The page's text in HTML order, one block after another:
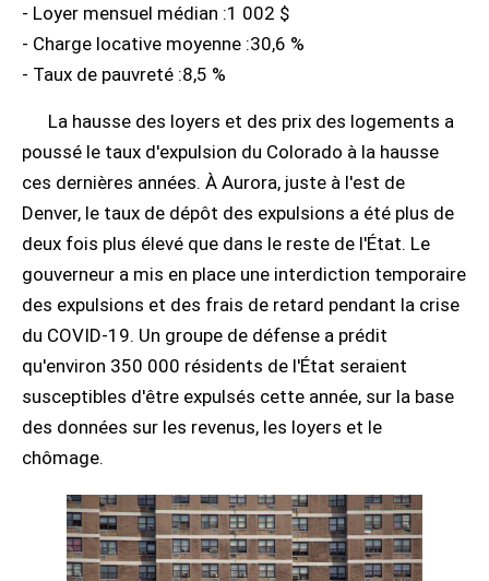
- Loyer mensuel médian :1 002 $
- Charge locative moyenne :30,6 %
- Taux de pauvreté :8,5 %
La hausse des loyers et des prix des logements a
poussé le taux d'expulsion du Colorado à la hausse
ces dernières années. À Aurora, juste à l'est de
Denver, le taux de dépôt des expulsions a été plus de
deux fois plus élevé que dans le reste de l'État. Le
gouverneur a mis en place une interdiction temporaire
des expulsions et des frais de retard pendant la crise
du COVID-19. Un groupe de défense a prédit
qu'environ 350 000 résidents de l'État seraient
susceptibles d'être expulsés cette année, sur la base
des données sur les revenus, les loyers et le
chômage.